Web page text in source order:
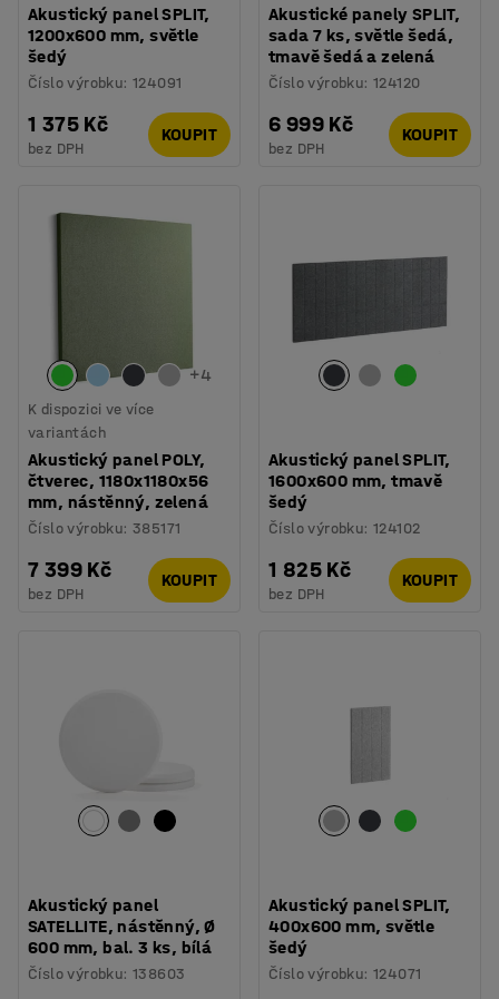
Akustický panel SPLIT,
1200x600 mm, světle
šedý
Číslo výrobku:124091
1 375 Kč
bez DPH
KOUPIT
Akustické panely SPLIT,
sada 7 ks, světle šedá,
tmavě šedá a zelená
Číslo výrobku:124120
6 999 Kč
bez DPH
KOUPIT
+4
K dispozici ve více
variantách
Akustický panel POLY,
čtverec, 1180x1180x56
mm, nástěnný, zelená
Číslo výrobku:385171
7 399 Kč
bez DPH
KOUPIT
Akustický panel SPLIT,
1600x600 mm, tmavě
šedý
Číslo výrobku:124102
1 825 Kč
bez DPH
KOUPIT
Akustický panel
SATELLITE, nástěnný, Ø
600 mm, bal. 3 ks, bílá
Číslo výrobku:138603
Akustický panel SPLIT,
400x600 mm, světle
šedý
Číslo výrobku:124071